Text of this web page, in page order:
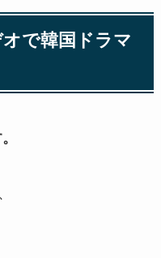
で韓国ドラマ